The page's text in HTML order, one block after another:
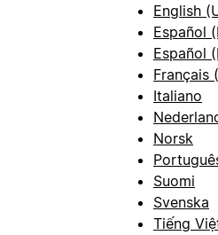
English
Español
Español
Français
Italiano
Norsk
Suomi
Svenska
Tiếng